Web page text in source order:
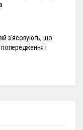
з'ясовують, що
і